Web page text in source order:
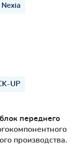
Nexia
UP
переднего
производства.